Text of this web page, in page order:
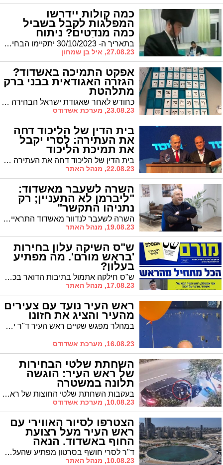
כמה קולות יידרשו
המפלגות לקבל בשביל
כמה מנדטים? ניתוח
מעמיק לחובבי הז'אנר בתאריך ה- 30/10/2023 יתקיימו הבחירות לראשות העיר ולמועצת העיר אשדוד. עורך אתר 'אשדוד נט' אייל בן שמחון מנסה לנתח את כמות הקולות, כיצד יתחלקו וכמה קולות צריכות הרשימות לקבל בשביל מספר המנדטים להם הן מייחלות
27.08.23, איל בן שמחון
אפקט התמיכה באשדוד?
הגזרה האגודאית בבני ברק
מתלהטת
כחודש לאחר שאגודת ישראל הבהירה כי היא תומכת כגוש אחד בראש העיר ד"ר יחיאל לסרי ותגובתו הדרמטית של אריה דרעי בדמות הצבת מועמד מטעם ש"ס בבני ברק, כעת מתברר כי ב'דגל התורה' בוחנים ברצינות את אפשרות הטלת הווטו על מועמד 'אגודה' בבני ברק חנוך זייברט
23.08.23, מערכת אשדודס
בית הדין של הליכוד דחה
את העתירה: לסרי יקבל
את תמיכת הליכוד
בית הדין של הליכוד דחה את העתירה שהגיש יעקב שטרית וקבע כי לסרי ומפלגתו יקבלו את תמיכת מפלגת השלטון. מה המשמעות פרט למימון בסכום של מיליוני שקלים?
22.08.23, מנהל האתר
השרה לשעבר מאשדוד:
"ליברמן לא התעניין; רק
נתניהו התקשר"
השרה לשעבר לנדוור מאשדוד התראיינה ל'מעריב' שם סיפרה כי רה"מ היה היחיד שהתקשר להתעניין בשלומה לאחר שעברה ניתוח להסרת גידול. ומה דעתה על הרפורמה?
19.08.23, מנהל האתר
ש"ס השיקה עלון בחירות
'בראש מורם'. מה מפתיע
בעלון?
ש"ס חילקה אתמול בתיבות הדואר בכל רחבי העיר את עלוני 'בראש מורם' כשהעילון נחשב ליריית הפתיחה של מטה ש"ס. בעלון מתראיינות דמויות מפתיעות, אך גם אמסלם מפתיע בכך שאינו תוקף חזיתית את לסרי
17.08.23, מנהל האתר
ראש העיר נועד עם צעירים
מהעיר והציג את חזונו
במהלך מפגש שקיים ראש העיר ד"ר יחיאל לסרי וממלא מקומו עו"ד גבי כנפו יחד עם צעירים מאשדוד עלו הנושאים הבוערים על השולחן וגם ניתנו תשובות ברורות בנושאים המרכזיים החשובים לצעירי העיר
16.08.23, מערכת אשדודס
השחתת שלטי הבחירות
של ראש העיר: הוגשה
תלונה במשטרה
בעקבות השחתת שלטי החוצות של ראש העיר ד"ר לסרי הוגשה תלונה ראשונה במשטרה * לסרי: "מבצע אלים ומתוכנן לפרטי פרטים שנועד להשחית את העיר אשדוד"
10.08.23, מערכת אשדודס
הצטרפו לסיור האווירי עם
ראש העיר מעל רצועת
החוף באשדוד. הנאה
מובטחת! (וידאו) ד"ר לסרי חושף בסרטון מפתיע שהעלה אמש על רצועת החוף את פרויקט האגם במרינה שיפתח בעוד מספר שבועות, את השדרוג של חוף הקשתות, את הפארק האקולוגי, את הצבעים של אשדוד מהאוויר ועוד. צילומים יפים שווה צפייה
10.08.23, מנהל האתר